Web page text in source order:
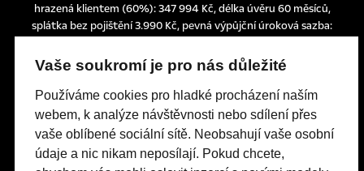
hrazená klientem (60%): 347 994 Kč, délka úvěru 60 měsíců,
splátka bez pojištění 3.990 Kč, pevná výpůjční úroková sazba:
právnické osoby a platí do 30. 6. 2026 nebo do odvolání.
Tato nabídka je pouze indikativní, není návrhem na uzavření
smlouvy a nelze z ní proto dovozovat povinnost společnosti
uskutečnit jakékoliv transakce.
Poskytovatelem financování je UniCredit Leasing CZ, a.s.,
Želetavská 1525/1, 140 10 Praha 4, IČO: 15886492
Vaše soukromí je pro nás důležité
Používáme cookies pro hladké procházení naším
webem, k analýze návštěvnosti nebo sdílení přes
vaše oblíbené sociální sítě. Neobsahují vaše osobní
údaje a nic nikam neposílají. Pokud chcete,